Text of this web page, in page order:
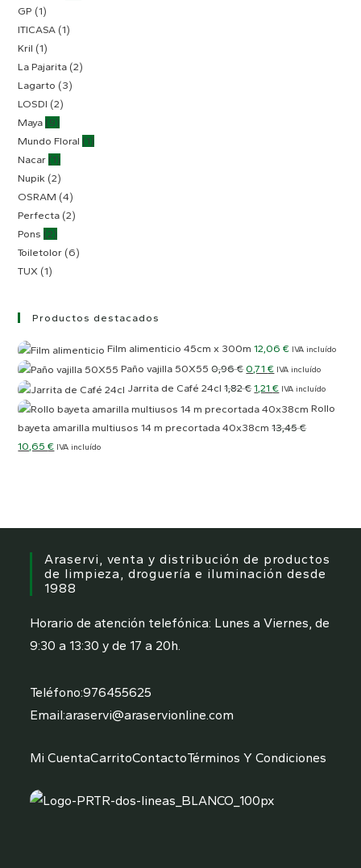
GP (1)
ITICASA (1)
Kril (1)
La Pajarita (2)
Lagarto (3)
LOSDI (2)
Maya (9)
Mundo Floral (1)
Nacar (1)
Nupik (2)
OSRAM (4)
Perfecta (2)
Pons (2)
Toiletolor (6)
TUX (1)
Productos destacados
Film alimenticio 45cm x 300m 12,06€ IVA incluído
Paño vajilla 50X55 0,96€ 0,71€ IVA incluído
Jarrita de Café 24cl 1,82€ 1,21€ IVA incluído
Rollo
bayeta amarilla multiusos 14 m precortada 40x38cm 13,45€
10,65€ IVA incluído
Araservi, venta y distribución de productos
de limpieza, droguería e iluminación desde
1988
Horario de atención telefónica: Lunes a Viernes, de
9:30 a 13:30 y de 17 a 20h.
Teléfono:976455625
Email:araservi@araservionline.com
Mi CuentaCarritoContactoTérminos Y Condiciones